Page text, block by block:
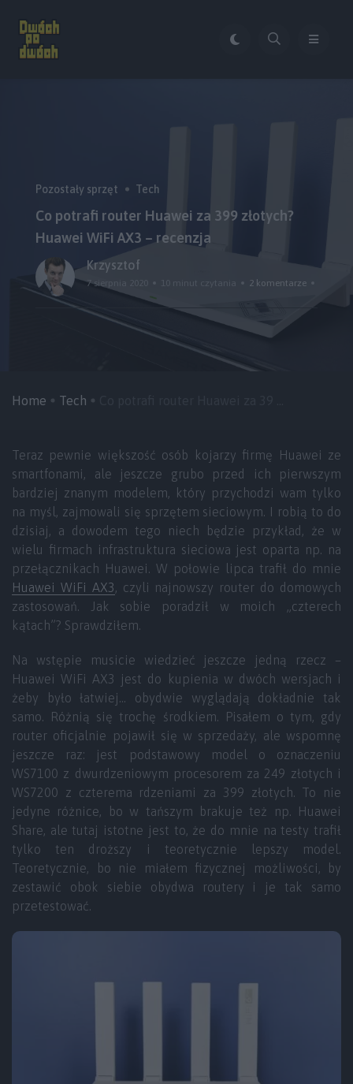
Pozostały sprzęt Tech
Co potrafi router Huawei za 399 złotych?
Huawei WiFi AX3 – recenzja
Krzysztof
7 sierpnia 2020 10 minut czytania 2 komentarze
Home Tech
Teraz pewnie większość osób kojarzy firmę Huawei ze
smartfonami, ale jeszcze grubo przed ich pierwszym
bardziej znanym modelem, który przychodzi wam tylko
na myśl, zajmowali się sprzętem sieciowym. I robią to do
dzisiaj, a dowodem tego niech będzie przykład, że w
wielu firmach infrastruktura sieciowa jest oparta np. na
przełącznikach Huawei. W połowie lipca trafił do mnie
Huawei WiFi AX3, czyli najnowszy router do domowych
zastosowań. Jak sobie poradził w moich „czterech
kątach”? Sprawdziłem.
Na wstępie musicie wiedzieć jeszcze jedną rzecz –
Huawei WiFi AX3 jest do kupienia w dwóch wersjach i
żeby było łatwiej… obydwie wyglądają dokładnie tak
samo. Różnią się trochę środkiem. Pisałem o tym, gdy
router oficjalnie pojawił się w sprzedaży, ale wspomnę
jeszcze raz: jest podstawowy model o oznaczeniu
WS7100 z dwurdzeniowym procesorem za 249 złotych i
WS7200 z czterema rdzeniami za 399 złotych. To nie
jedyne różnice, bo w tańszym brakuje też np. Huawei
Share, ale tutaj istotne jest to, że do mnie na testy trafił
tylko ten droższy i teoretycznie lepszy model.
Teoretycznie, bo nie miałem fizycznej możliwości, by
zestawić obok siebie obydwa routery i je tak samo
przetestować.